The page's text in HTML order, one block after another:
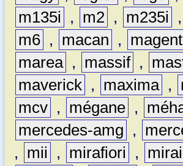
m135i
, m2 , m235i ,
m6 , macan ,
marea , massif ,
maverick , maxima ,
mcv , mégane ,
mercedes-amg
,
,
mii , mirafiori , mirai